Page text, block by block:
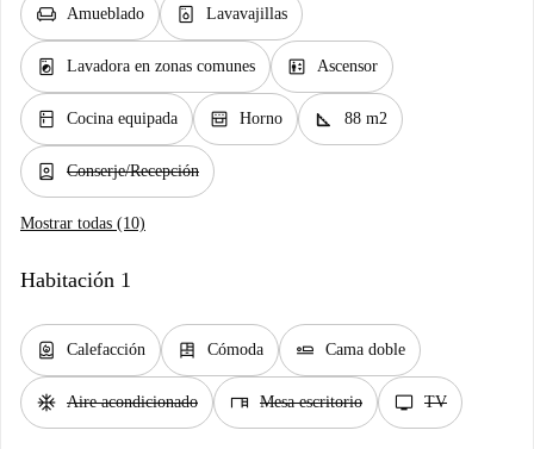
chair Amueblado dishwasher_gen Lavavajillas
local_laundry_service Lavadora en zonas comunes elevator Ascensor
kitchen Cocina equipada oven_gen Horno square_foot 88 m2
person_book Conserje/Recepción
Mostrar todas (10)
Habitación 1
water_heater Calefacción dresser Cómoda airline_seat_flat Cama doble
ac_unit Aire acondicionado desk Mesa escritorio tv TV